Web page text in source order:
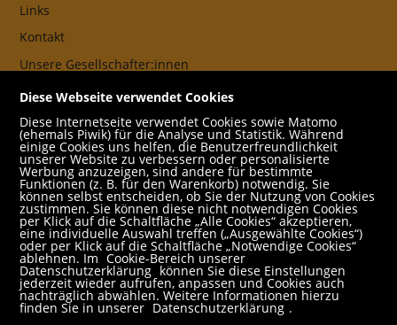
Links
Kontakt
Unsere Gesellschafter:innen
AGB
Impressum
Datenschutz- und Cookieerklärung
Freund:innen
Service
Jobs
Newsletter abonnieren
Schulbuchservice
Rund um den Einkauf
Diese Webseite verwendet Cookies
Diese Internetseite verwendet Cookies sowie Matomo
(ehemals Piwik) für die Analyse und Statistik. Während
einige Cookies uns helfen, die Benutzerfreundlichkeit
unserer Website zu verbessern oder personalisierte
Werbung anzuzeigen, sind andere für bestimmte
Funktionen (z. B. für den Warenkorb) notwendig. Sie
können selbst entscheiden, ob Sie der Nutzung von Cookies
zustimmen. Sie können diese nicht notwendigen Cookies
per Klick auf die Schaltfläche „Alle Cookies“ akzeptieren,
eine individuelle Auswahl treffen („Ausgewählte Cookies“)
oder per Klick auf die Schaltfläche „Notwendige Cookies“
ablehnen. Im Cookie-Bereich unserer
Datenschutzerklärung können Sie diese Einstellungen
jederzeit wieder aufrufen, anpassen und Cookies auch
nachträglich abwählen. Weitere Informationen hierzu
finden Sie in unserer Datenschutzerklärung .